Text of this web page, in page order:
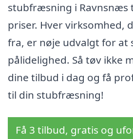
stubfræsning i Ravnsnæs
priser. Hver virksomhed,
fra, er nøje udvalgt for at
pålidelighed. Så tøv ikke
dine tilbud i dag og få
til din stubfræsning!
Få 3 tilbud, gratis og